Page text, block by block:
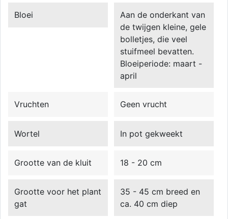
Bloei
Aan de onderkant van
de twijgen kleine, gele
bolletjes, die veel
stuifmeel bevatten.
Bloeiperiode: maart -
april
Vruchten Geen vrucht
Wortel In pot gekweekt
Grootte van de kluit 18 - 20 cm
Grootte voor het plant
gat
35 - 45 cm breed en
ca. 40 cm diep